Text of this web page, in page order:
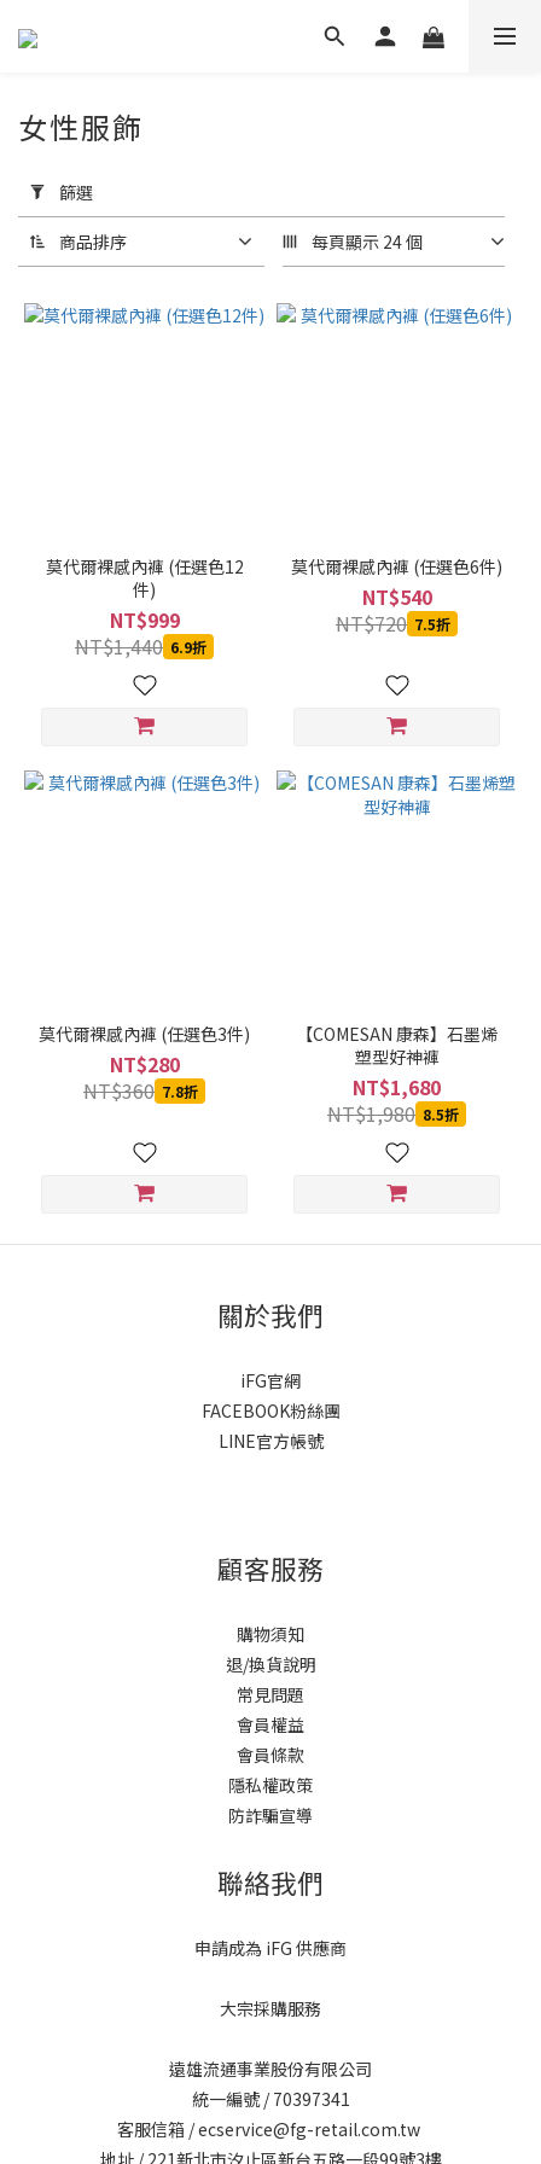
用
篩
選
品
女性服飾
篩選
商品排序 每頁顯示 24 個
莫代爾裸感內褲 (任選色12
件)
NT$999
NT$1,440 6.9折
莫代爾裸感內褲 (任選色6件)
NT$540
NT$720 7.5折
莫代爾裸感內褲 (任選色3件)
NT$280
NT$360 7.8折
【COMESAN 康森】石墨烯
塑型好神褲
NT$1,680
NT$1,980 8.5折
關於我們
iFG官網
FACEBOOK粉絲團
LINE官方帳號
顧客服務
購物須知
退/換貨說明
常見問題
會員權益
會員條款
隱私權政策
防詐騙宣導
聯絡我們
申請成為 iFG 供應商
大宗採購服務
遠雄流通事業股份有限公司
統一編號 / 70397341
客服信箱 / ecservice@fg-retail.com.tw
地址 / 221新北市汐止區新台五路一段99號3樓